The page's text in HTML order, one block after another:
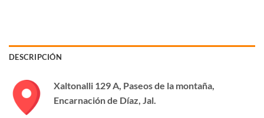
DESCRIPCIÓN
Xaltonalli 129 A, Paseos de la montaña,
Encarnación de Díaz, Jal.